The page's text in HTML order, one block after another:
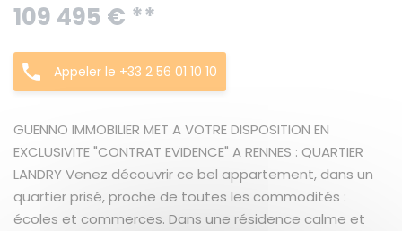
109 495 € **
Appeler le +33 2 56 01 10 10
GUENNO IMMOBILIER MET A VOTRE DISPOSITION EN
EXCLUSIVITE "CONTRAT EVIDENCE" A RENNES : QUARTIER
LANDRY Venez découvrir ce bel appartement, dans un
quartier prisé, proche de toutes les commodités :
écoles et commerces. Dans une résidence calme et